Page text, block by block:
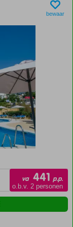
bewaar
va 441 p.p.
o.b.v. 2 personen